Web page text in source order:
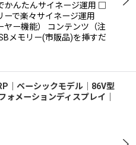
かんたんサイネージ運用 □
ーで楽々サイネージ運用
ヤー機能） コンテンツ（注
メモリー(市販品)を挿すだ
｜ベーシックモデル│86V型
ォメーションディスプレイ｜